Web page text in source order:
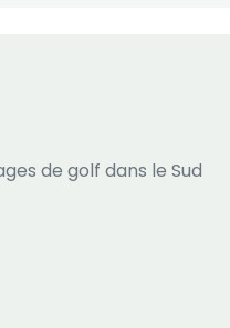
de golf dans le Sud